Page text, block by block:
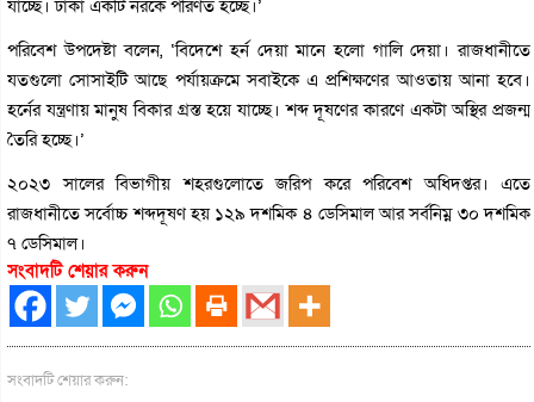
যাচ্ছে। ঢাকা একটি নরকে পরিণত হচ্ছে।’
পরিবেশ উপদেষ্টা বলেন, ‘বিদেশে হর্ন দেয়া মানে হলো গালি দেয়া। রাজধানীতে
যতগুলো সোসাইটি আছে পর্যায়ক্রমে সবাইকে এ প্রশিক্ষণের আওতায় আনা হবে।
হর্নের যন্ত্রণায় মানুষ বিকার গ্রস্ত হয়ে যাচ্ছে। শব্দ দূষণের কারণে একটা অস্থির প্রজন্ম
তৈরি হচ্ছে।’
২০২৩ সালের বিভাগীয় শহরগুলোতে জরিপ করে পরিবেশ অধিদপ্তর। এতে
রাজধানীতে সর্বোচ্চ শব্দদূষণ হয় ১২৯ দশমিক ৪ ডেসিমাল আর সর্বনিম্ন ৩০ দশমিক
৭ ডেসিমাল।
সংবাদটি শেয়ার করুন
সংবাদটি শেয়ার করুন: